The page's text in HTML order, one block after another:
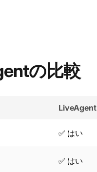
の比較
LiveAgent
✅ はい
✅ はい